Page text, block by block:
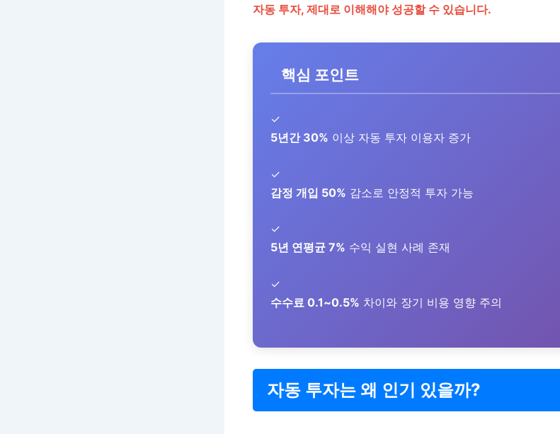
자동 투자, 제대로 이해해야 성공할 수 있습니다.
핵심 포인트
✓
5년간 30% 이상 자동 투자 이용자 증가
✓
감정 개입 50% 감소로 안정적 투자 가능
✓
5년 연평균 7% 수익 실현 사례 존재
✓
수수료 0.1~0.5% 차이와 장기 비용 영향 주의
자동 투자는 왜 인기 있을까?